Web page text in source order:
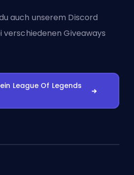
auch unserem Discord
verschiedenen Giveaways
League Of Legends